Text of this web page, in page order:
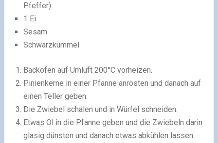
Pfeffer)
1 Ei
Sesam
Schwarzkümmel
Backofen auf Umluft 200°C vorheizen.
Pinienkerne in einer Pfanne anrösten und danach auf
einen Teller geben.
Die Zwiebel schälen und in Würfel schneiden.
Etwas Öl in die Pfanne geben und die Zwiebeln darin
glasig dünsten und danach etwas abkühlen lassen.